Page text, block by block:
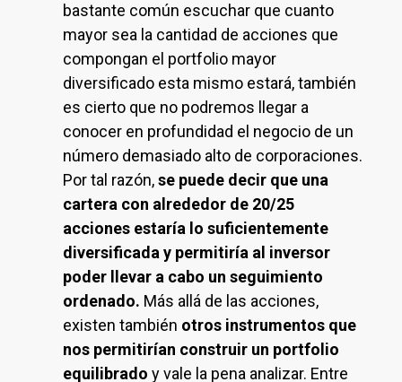
bastante común escuchar que cuanto
mayor sea la cantidad de acciones que
compongan el portfolio mayor
diversificado esta mismo estará, también
es cierto que no podremos llegar a
conocer en profundidad el negocio de un
número demasiado alto de corporaciones.
Por tal razón,se puede decir que una
cartera con alrededor de 20/25
acciones estaría lo suficientemente
diversificada y permitiría al inversor
poder llevar a cabo un seguimiento
ordenado. Más allá de las acciones,
existen también otros instrumentos que
nos permitirían construir un portfolio
equilibrado y vale la pena analizar. Entre